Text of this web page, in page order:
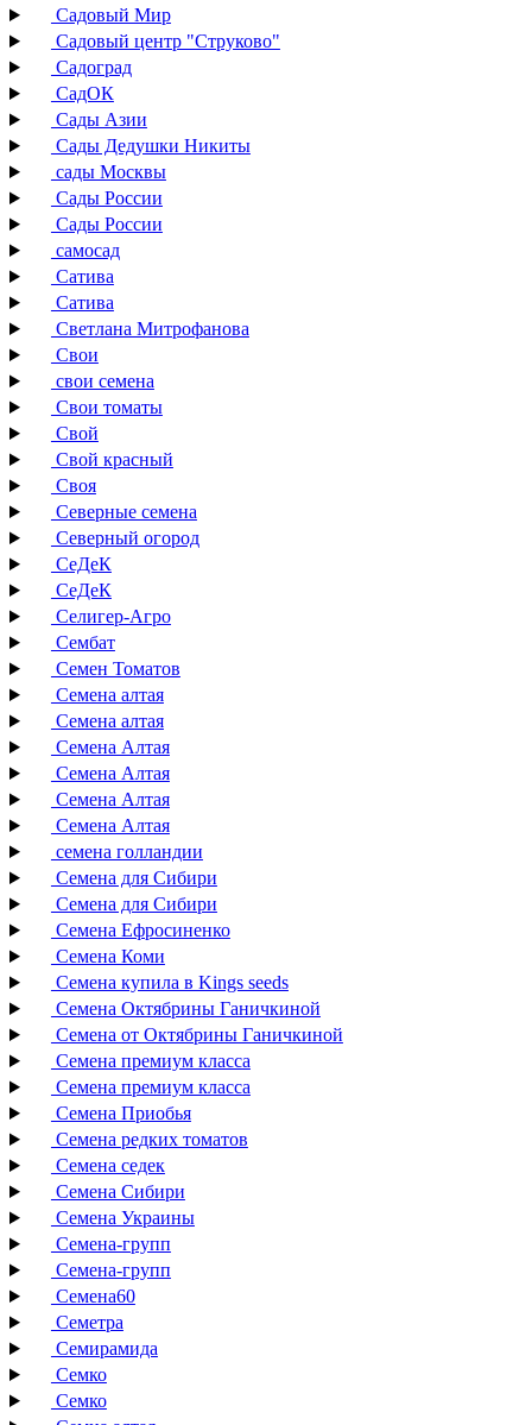
Садовый Мир
Садовый центр "Струково"
Садоград
СадОК
Сады Азии
Сады Дедушки Никиты
сады Москвы
Сады России
Сады России
самосад
Сатива
Сатива
Светлана Митрофанова
Свои
свои семена
Свои томаты
Свой
Свой красный
Своя
Северные семена
Северный огород
СеДеК
СеДеК
Селигер-Агро
Сембат
Семен Томатов
Семена алтая
Семена алтая
Семена Алтая
Семена Алтая
Семена Алтая
Семена Алтая
семена голландии
Семена для Сибири
Семена для Сибири
Семена Ефросиненко
Семена Коми
Семена купила в Kings seeds
Семена Октябрины Ганичкиной
Семена от Октябрины Ганичкиной
Семена премиум класса
Семена премиум класса
Семена Приобья
Семена редких томатов
Семена седек
Семена Сибири
Семена Украины
Семена-групп
Семена-групп
Семена60
Семетра
Семирамида
Семко
Семко